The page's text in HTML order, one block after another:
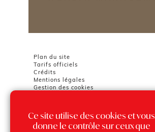
Plan du site
Tarifs officiels
Crédits
Mentions légales
Gestion des cookies
Chambre Immobilière Monégasque
Tour Odéon
36 avenue de l'Annonciade
Ce site utilise des cookies et vous
donne le contrôle sur ceux que